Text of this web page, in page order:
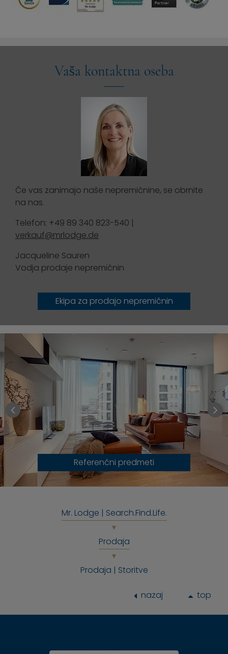
Vaša kontaktna oseba
Če vas zanimajo naše nepremičnine, se obrnite
na nas.
Telefon: +49 89 340 823-540 |
verkauf@mrlodge.de
Jacqueline Sauren
Vodja prodaje nepremičnin
Ekipa za prodajo nepremičnin
Referenčni predmeti
Mr. Lodge | Search.Find.Life.
Prodaja
Prodaja | Storitve
nazaj top